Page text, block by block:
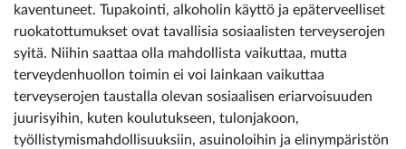
kaventuneet. Tupakointi, alkoholin käyttö ja epäterveelliset
ruokatottumukset ovat tavallisia sosiaalisten terveyserojen
syitä. Niihin saattaa olla mahdollista vaikuttaa, mutta
terveydenhuollon toimin ei voi lainkaan vaikuttaa
terveyserojen taustalla olevan sosiaalisen eriarvoisuuden
juurisyihin, kuten koulutukseen, tulonjakoon,
työllistymismahdollisuuksiin, asuinoloihin ja elinympäristön